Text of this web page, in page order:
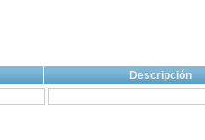
Descripción